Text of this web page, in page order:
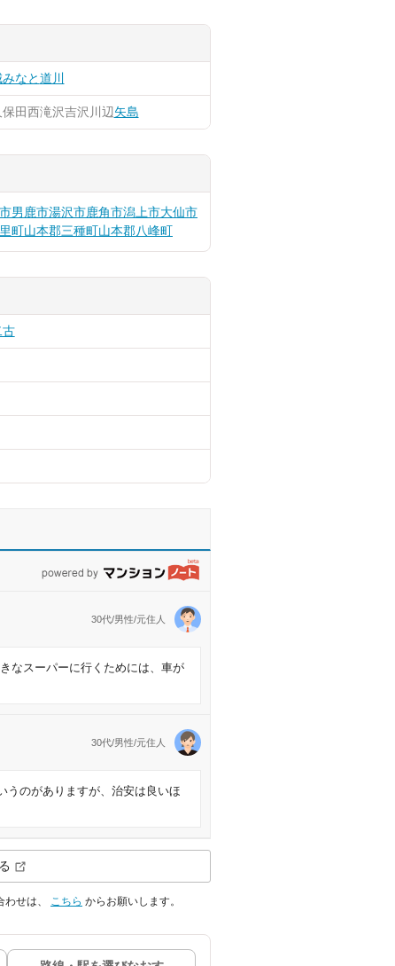
なと道川
田西滝沢吉沢 川辺 矢島
男鹿市湯沢市鹿角市潟上市大仙市
町山本郡三種町山本郡八峰町
古
30代/男性/元住人
なスーパーに行くためには、車が
30代/男性/元住人
うのがありますが、治安は良いほ
わせは、 こちら からお願いします。